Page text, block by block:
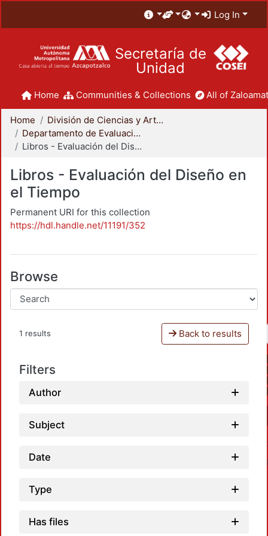
Log In
Secretaría de
Unidad
Home Communities & Collections All of
Home
División de Ciencias y Artes para el Diseño
Departamento de Evaluación del Diseño en el Tiempo
Libros - Evaluación del Diseño en el Tiempo
Libros - Evaluación del Diseño en
el Tiempo
Permanent URI for this collection
https://hdl.handle.net/11191/352
Browse
1 results Back to results
Filters
Author
Subject
Date
Type
Has files